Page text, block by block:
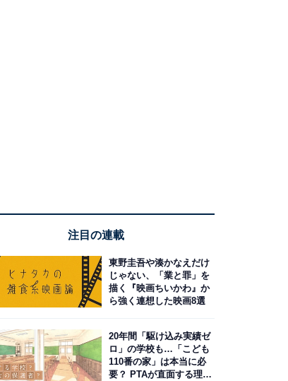
注目の連載
東野圭吾や湊かなえだけ
じゃない、「業と罪」を
描く『映画ちいかわ』か
ら強く連想した映画8選
20年間「駆け込み実績ゼ
ロ」の学校も…「こども
110番の家」は本当に必
要？ PTAが直面する理想